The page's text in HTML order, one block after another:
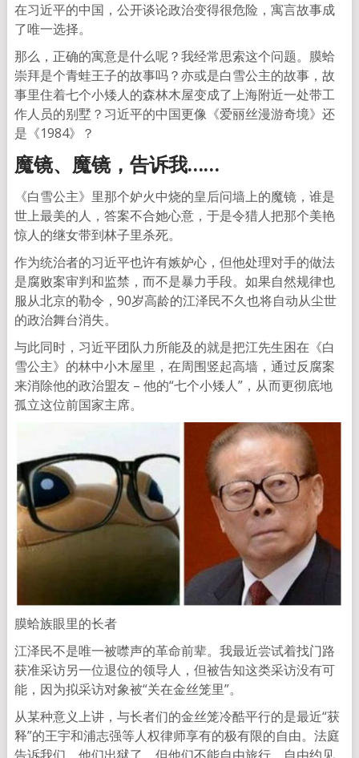
在习近平的中国，公开谈论政治变得很危险，寓言故事成
了唯一选择。
那么，正确的寓意是什么呢？我经常思索这个问题。膜蛤
崇拜是个青蛙王子的故事吗？亦或是白雪公主的故事，故
事里住着七个小矮人的森林木屋变成了上海附近一处带工
作人员的别墅？习近平的中国更像《爱丽丝漫游奇境》还
是《1984》？
魔镜、魔镜，告诉我……
《白雪公主》里那个妒火中烧的皇后问墙上的魔镜，谁是
世上最美的人，答案不合她心意，于是令猎人把那个美艳
惊人的继女带到林子里杀死。
作为统治者的习近平也许有嫉妒心，但他处理对手的做法
是腐败案审判和监禁，而不是暴力手段。如果自然规律也
服从北京的勒令，90岁高龄的江泽民不久也将自动从尘世
的政治舞台消失。
与此同时，习近平团队力所能及的就是把江先生困在《白
雪公主》的林中小木屋里，在周围竖起高墙，通过反腐案
来消除他的政治盟友 – 他的“七个小矮人”，从而更彻底地
孤立这位前国家主席。
膜蛤族眼里的长者
江泽民不是唯一被噤声的革命前辈。我最近尝试着找门路
获准采访另一位退位的领导人，但被告知这类采访没有可
能，因为拟采访对象被“关在金丝笼里”。
从某种意义上讲，与长者们的金丝笼冷酷平行的是最近“获
释”的王宇和浦志强等人权律师享有的极有限的自由。法庭
告诉我们，他们出狱了，但他们不能自由旅行，自由约见